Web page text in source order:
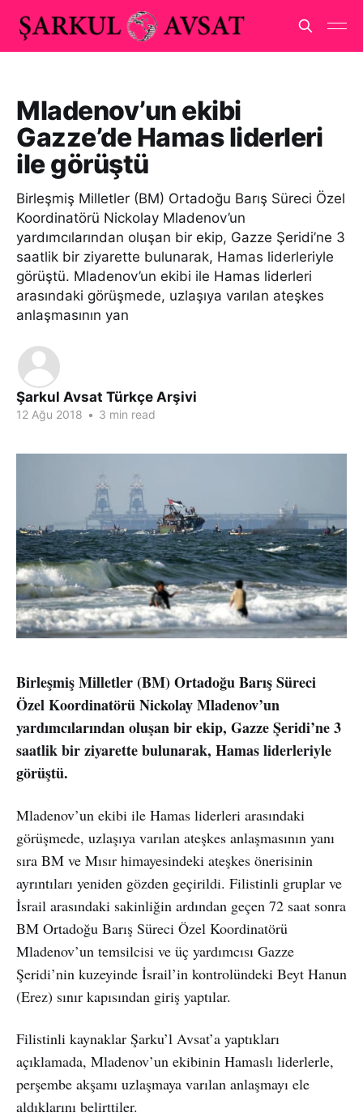
Mladenov’un ekibi
Gazze’de Hamas liderleri
ile görüştü
Birleşmiş Milletler (BM) Ortadoğu Barış Süreci Özel
Koordinatörü Nickolay Mladenov’un
yardımcılarından oluşan bir ekip, Gazze Şeridi’ne 3
saatlik bir ziyarette bulunarak, Hamas liderleriyle
görüştü. Mladenov’un ekibi ile Hamas liderleri
arasındaki görüşmede, uzlaşıya varılan ateşkes
anlaşmasının yan
Şarkul Avsat Türkçe Arşivi
12 Ağu 2018 • 3 min read
Birleşmiş Milletler (BM) Ortadoğu Barış Süreci
Özel Koordinatörü Nickolay Mladenov’un
yardımcılarından oluşan bir ekip, Gazze Şeridi’ne 3
saatlik bir ziyarette bulunarak, Hamas liderleriyle
görüştü.
Mladenov’un ekibi ile Hamas liderleri arasındaki
görüşmede, uzlaşıya varılan ateşkes anlaşmasının yanı
sıra BM ve Mısır himayesindeki ateşkes önerisinin
ayrıntıları yeniden gözden geçirildi. Filistinli gruplar ve
İsrail arasındaki sakinliğin ardından geçen 72 saat sonra
BM Ortadoğu Barış Süreci Özel Koordinatörü
Mladenov’un temsilcisi ve üç yardımcısı Gazze
Şeridi’nin kuzeyinde İsrail’in kontrolündeki Beyt Hanun
(Erez) sınır kapısından giriş yaptılar.
Filistinli kaynaklar Şarku’l Avsat’a yaptıkları
açıklamada, Mladenov’un ekibinin Hamaslı liderlerle,
perşembe akşamı uzlaşmaya varılan anlaşmayı ele
aldıklarını belirttiler.